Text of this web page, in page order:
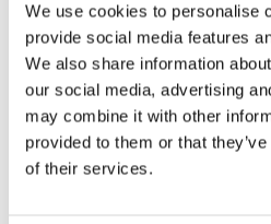
We use cookies to personalise
provide social media features
We also share information
our social media, advertising
may combine it with other
provided to them or that
of their services.
Rotor, komplett med slagor
OR80013456G
(ex. moms)